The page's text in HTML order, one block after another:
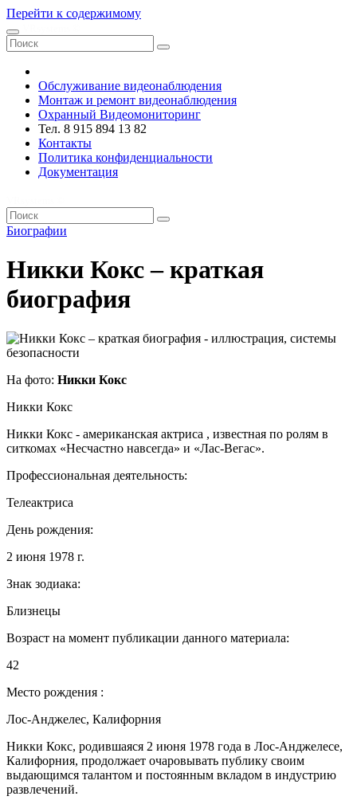
Перейти к содержимому
Обслуживание видеонаблюдения
Монтаж и ремонт видеонаблюдения
Охранный Видеомониторинг
Тел. 8 915 894 13 82
Контакты
Политика конфиденциальности
Документация
Биографии
Никки Кокс – краткая
биография
На фото: Никки Кокс
Никки Кокс
Никки Кокс - американская актриса , известная по ролям в
ситкомах «Несчастно навсегда» и «Лас-Вегас».
Профессиональная деятельность:
Телеактриса
День рождения:
2 июня 1978 г.
Знак зодиака:
Близнецы
Возраст на момент публикации данного материала:
42
Место рождения :
Лос-Анджелес, Калифорния
Никки Кокс, родившаяся 2 июня 1978 года в Лос-Анджелесе,
Калифорния, продолжает очаровывать публику своим
выдающимся талантом и постоянным вкладом в индустрию
развлечений.